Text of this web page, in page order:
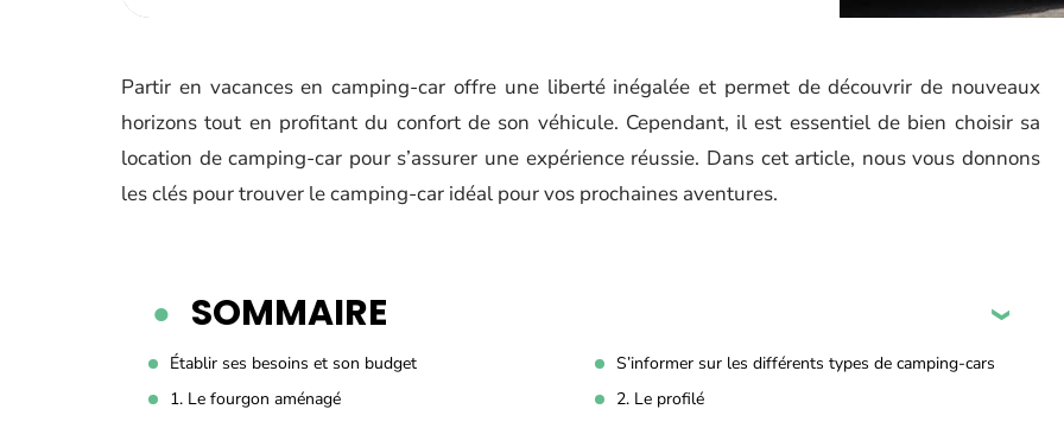
Partir en vacances en camping-car offre une liberté inégalée et permet de découvrir de nouveaux
horizons tout en profitant du confort de son véhicule. Cependant, il est essentiel de bien choisir sa
location de camping-car pour s’assurer une expérience réussie. Dans cet article, nous vous donnons
les clés pour trouver le camping-car idéal pour vos prochaines aventures.
SOMMAIRE
Établir ses besoins et son budget
S’informer sur les différents types de camping-cars
1. Le fourgon aménagé
2. Le profilé